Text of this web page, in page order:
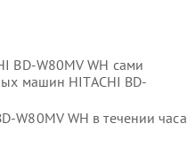
BD-W80MV WH сами
машин HITACHI BD-
W80MV WH в течении часа